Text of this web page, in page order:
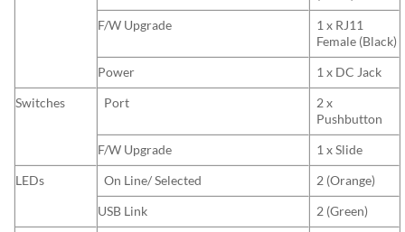
F/W Upgrade
1 x RJ11
Female (Black)
Power
1 x DC Jack
Switches
Port
2 x
Pushbutton
F/W Upgrade
1 x Slide
LEDs
On Line/ Selected
2 (Orange)
USB Link
2 (Green)